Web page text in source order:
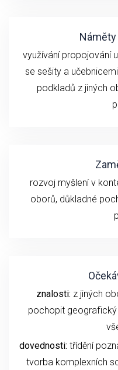
Náměty
využívání propojování
se sešity a
podkladů z jiných
rozvoj myšlení v
oborů, důkladné
znalosti: z jiných
pochopit
dovednosti: třídění
tvorba komplexních